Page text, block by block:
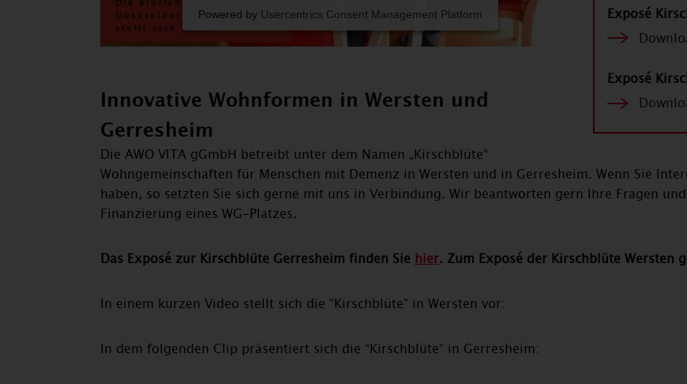
Exposé
Exposé
Powered by Usercentrics Consent Management Platform
Innovative Wohnformen in Wersten und
Gerresheim
Die AWO VITA gGmbH betreibt unter dem Namen „Kirschblüte“
Wohngemeinschaften für Menschen mit Demenz in Wersten und in Gerresheim. Wenn Sie
haben, so setzten Sie sich gerne mit uns in Verbindung. Wir beantworten gern Ihre Fragen
Finanzierung eines WG-Platzes.
Das Exposé zur Kirschblüte Gerresheim finden Sie hier. Zum Exposé der Kirschblüte Wersten
In einem kurzen Video stellt sich die "Kirschblüte" in Wersten vor:
In dem folgenden Clip präsentiert sich die “Kirschblüte” in Gerresheim: